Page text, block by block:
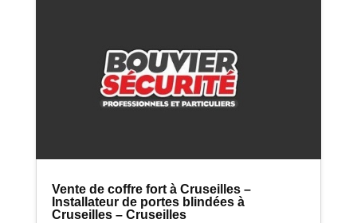
Vente de coffre fort à Cruseilles –
Installateur de portes blindées à
Cruseilles – Cruseilles